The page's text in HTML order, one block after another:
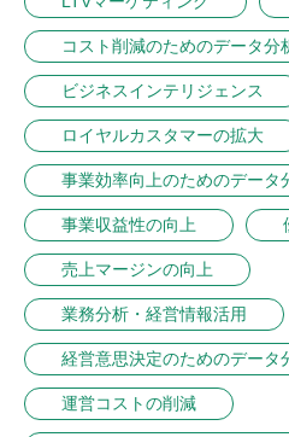
コスト削減のためのデータ分
ビジネスインテリジェンス
ロイヤルカスタマーの拡大
事業効率向上のためのデータ
事業収益性の向上
売上マージンの向上
業務分析・経営情報活用
経営意思決定のためのデータ
運営コストの削減